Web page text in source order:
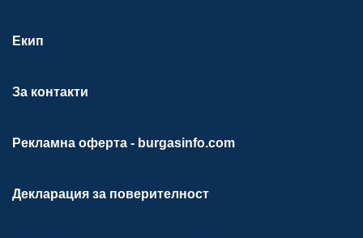
Екип
За контакти
Рекламна оферта - burgasinfo.com
Декларация за поверителност